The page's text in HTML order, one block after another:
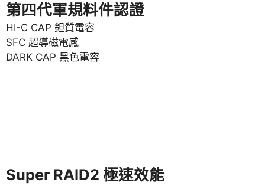
第四代軍規料件認證
HI-C CAP 鉭質電容
SFC 超導磁電感
DARK CAP 黑色電容
Super RAID2 極速效能